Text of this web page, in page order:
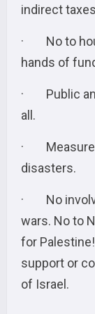
indirect
· No to
hands of
· Public
all.
· Measures
disasters.
· No
wars. No to
for
support or
of Israel.